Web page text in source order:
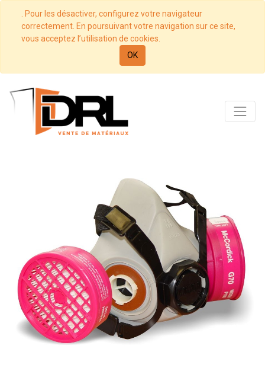
. Pour les désactiver, configurez votre navigateur
correctement. En poursuivant votre navigation sur ce site,
vous acceptez l’utilisation de cookies.
OK